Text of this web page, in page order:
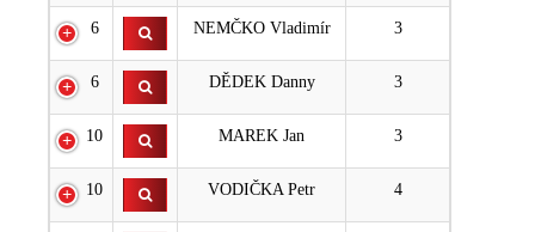
6 NEMČKO Vladimír 3
6 DĚDEK Danny 3
10 MAREK Jan 3
10 VODIČKA Petr 4